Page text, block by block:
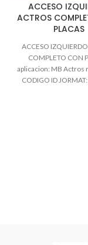
ACCESO
ACTROS
PLACAS
ACCESO
COMPLETO CON
aplicacion: MB Actros
CODIGO ID